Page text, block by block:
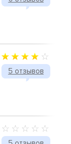
5 отзывов